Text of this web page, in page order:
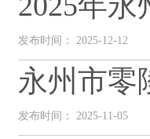
发布时间： 2025-12-12
永州市零
发布时间： 2025-11-05